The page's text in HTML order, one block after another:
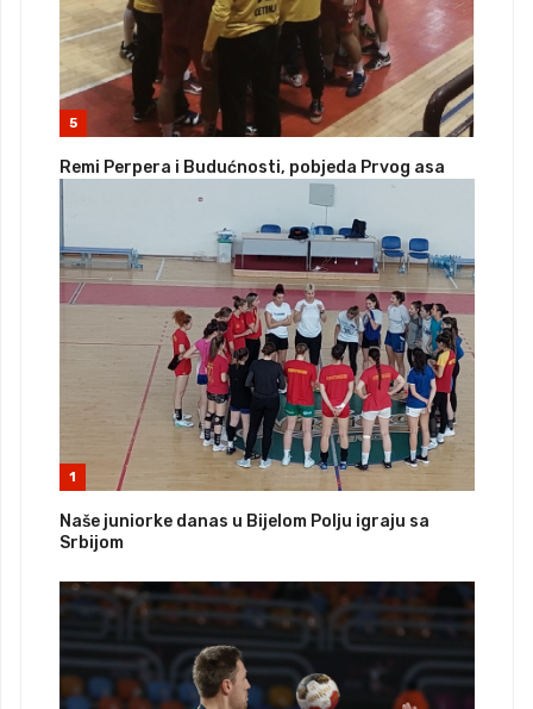
5
Remi Perpera i Budućnosti, pobjeda Prvog asa
1
Naše juniorke danas u Bijelom Polju igraju sa
Srbijom